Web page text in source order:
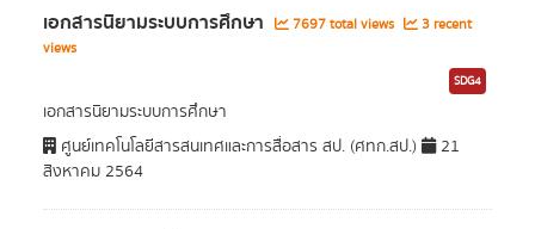
เอกสารนิยามระบบการศึกษา 7697 total views
3 recent
views
SDG4
เอกสารนิยามระบบการศึกษา
ศูนย์เทคโนโลยีสารสนเทศและการสื่อสาร สป. (ศทก.สป.)
21
สิงหาคม 2564